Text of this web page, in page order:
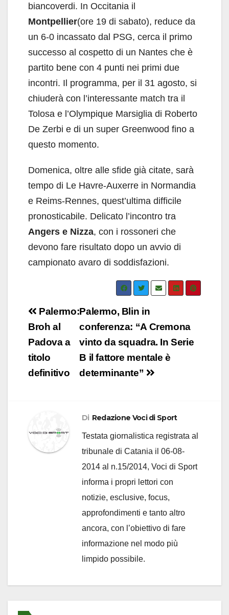
biancoverdi. In Occitania il
Montpellier(ore 19 di sabato), reduce da
un 6-0 incassato dal PSG, cerca il primo
successo al cospetto di un Nantes che è
partito bene con 4 punti nei primi due
incontri. Il programma, per il 31 agosto, si
chiuderà con l’interessante match tra il
Tolosa e l’Olympique Marsiglia di Roberto
De Zerbi e di un super Greenwood fino a
questo momento.
Domenica, oltre alle sfide già citate, sarà
tempo di Le Havre-Auxerre in Normandia
e Reims-Rennes, quest’ultima difficile
pronosticabile. Delicato l’incontro tra
Angers e Nizza, con i rossoneri che
devono fare risultato dopo un avvio di
campionato avaro di soddisfazioni.
Navigazione
articoli
Palermo, Blin in
conferenza: “A Cremona
vinto da squadra. In Serie
B il fattore mentale è
determinante”
Palermo:
Broh al
Padova a
titolo
definitivo
Di Redazione Voci di Sport
Testata giornalistica registrata al
tribunale di Catania il 06-08-
2014 al n.15/2014, Voci di Sport
informa i propri lettori con
notizie, esclusive, focus,
approfondimenti e tanto altro
ancora, con l’obiettivo di fare
informazione nel modo più
limpido possibile.